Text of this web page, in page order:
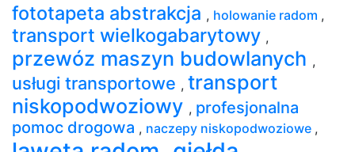
fototapeta abstrakcja , holowanie radom ,
transport wielkogabarytowy ,
przewóz maszyn budowlanych ,
usługi transportowe , transport
niskopodwoziowy , profesjonalna
pomoc drogowa , naczepy niskopodwoziowe ,